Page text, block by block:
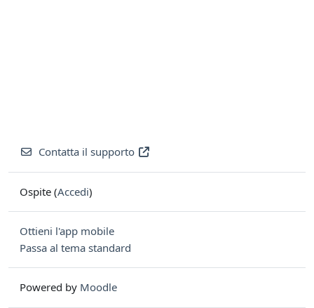
Contatta il supporto
Ospite (Accedi)
Ottieni l'app mobile
Passa al tema standard
Powered by Moodle